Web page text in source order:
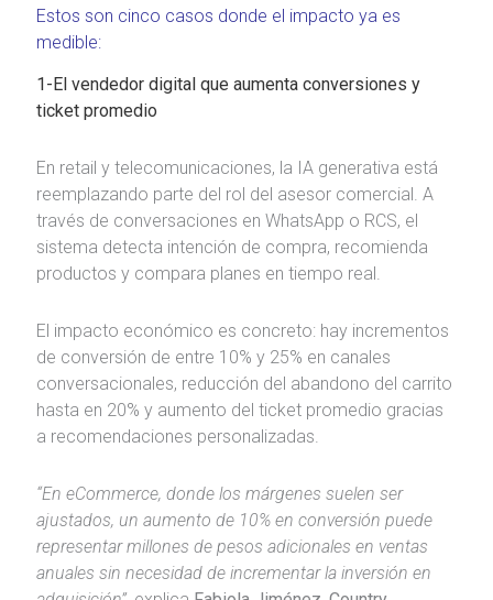
Estos son cinco casos donde el impacto ya es
medible:
1-El vendedor digital que aumenta conversiones y
ticket promedio
En retail y telecomunicaciones, la IA generativa está
reemplazando parte del rol del asesor comercial. A
través de conversaciones en WhatsApp o RCS, el
sistema detecta intención de compra, recomienda
productos y compara planes en tiempo real.
El impacto económico es concreto: hay incrementos
de conversión de entre 10% y 25% en canales
conversacionales, reducción del abandono del carrito
hasta en 20% y aumento del ticket promedio gracias
a recomendaciones personalizadas.
“En eCommerce, donde los márgenes suelen ser
ajustados, un aumento de 10% en conversión puede
representar millones de pesos adicionales en ventas
anuales sin necesidad de incrementar la inversión en